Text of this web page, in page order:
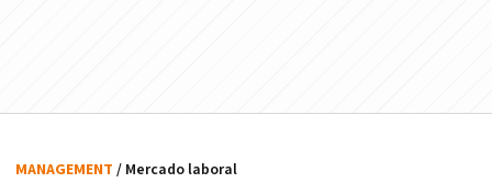
MANAGEMENT / Mercado laboral